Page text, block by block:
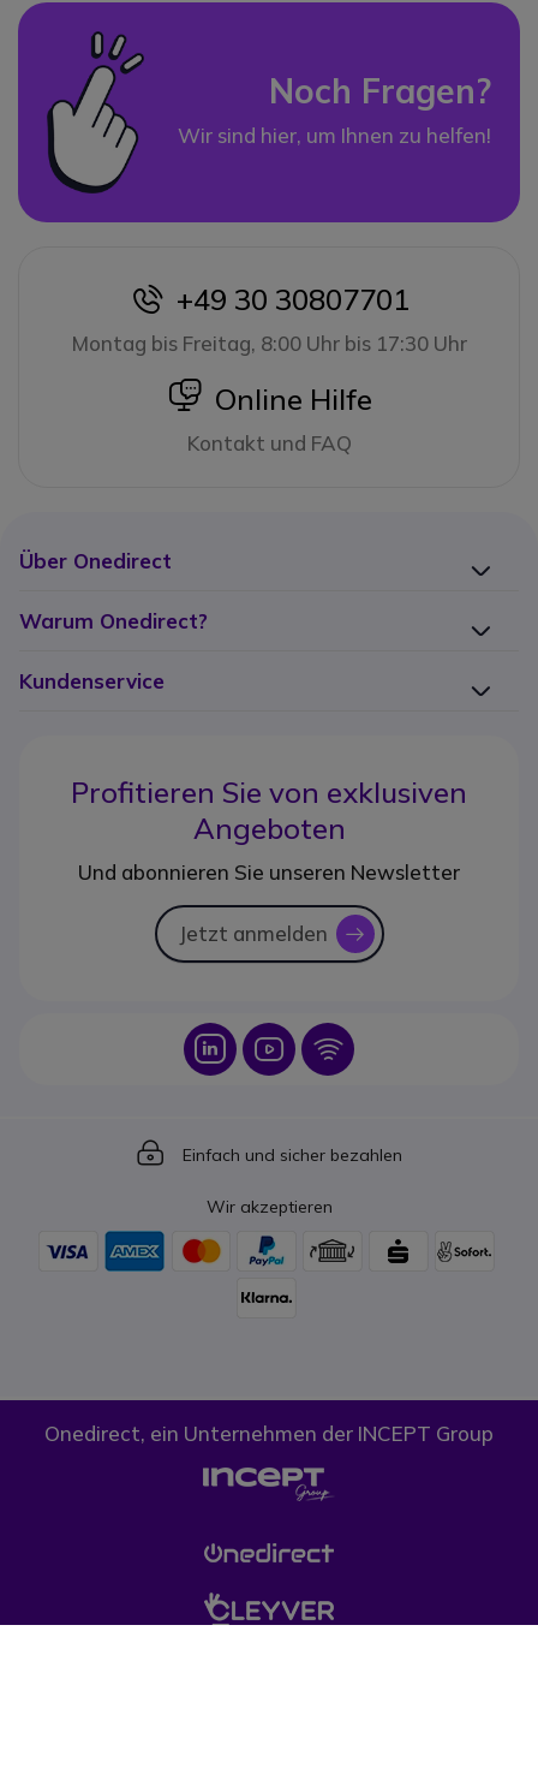
Noch Fragen?
Wir sind hier, um Ihnen zu helfen!
icon
+49 30 30807701
Montag bis Freitag, 8:00 Uhr bis 17:30 Uhr
icon
Online Hilfe
Kontakt und FAQ
Über Onedirect
Warum Onedirect?
Kundenservice
Profitieren Sie von exklusiven
Angeboten
Und abonnieren Sie unseren Newsletter
Jetzt anmelden icon
Icon Icon Icon
Icon
Einfach und sicher bezahlen
Wir akzeptieren
Onedirect, ein Unternehmen der INCEPT Group